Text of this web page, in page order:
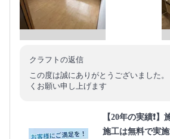
クラフトの返信
この度は誠にありがとうございました
くお願い申し上げます
【20年の実績❗️
施工は無料で実施